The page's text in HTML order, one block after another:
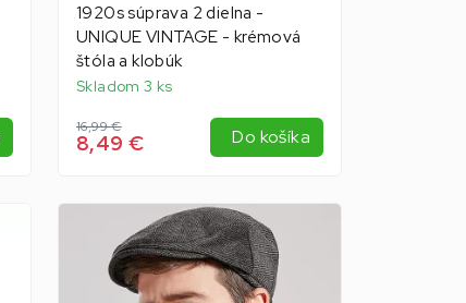
1920s súprava 2 dielna -
UNIQUE VINTAGE - krémová
štóla a klobúk
Skladom 3 ks
16,99 €
8,49 € Do košíka